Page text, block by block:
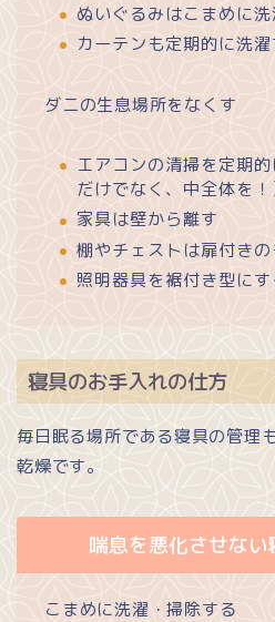
ぬいぐるみはこまめに
カーテンも定期的に洗濯
ダニの生息場所をなくす
エアコンの清掃を定期
だけでなく、中全体を！
家具は壁から離す
棚やチェストは扉付き
照明器具を裾付き型にす
寝具のお手入れの仕方
毎日眠る場所である寝具の管理
乾燥です。
喘息を悪化させな
こまめに洗濯・掃除する